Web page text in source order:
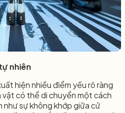
nhiên
hiện nhiều điểm yếu rõ ràng
có thể di chuyển một cách
như sự không khớp giữa cử